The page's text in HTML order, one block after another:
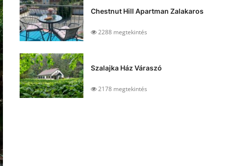
Chestnut Hill Apartman Zalakaros
2288 megtekintés
Szalajka Ház Váraszó
2178 megtekintés